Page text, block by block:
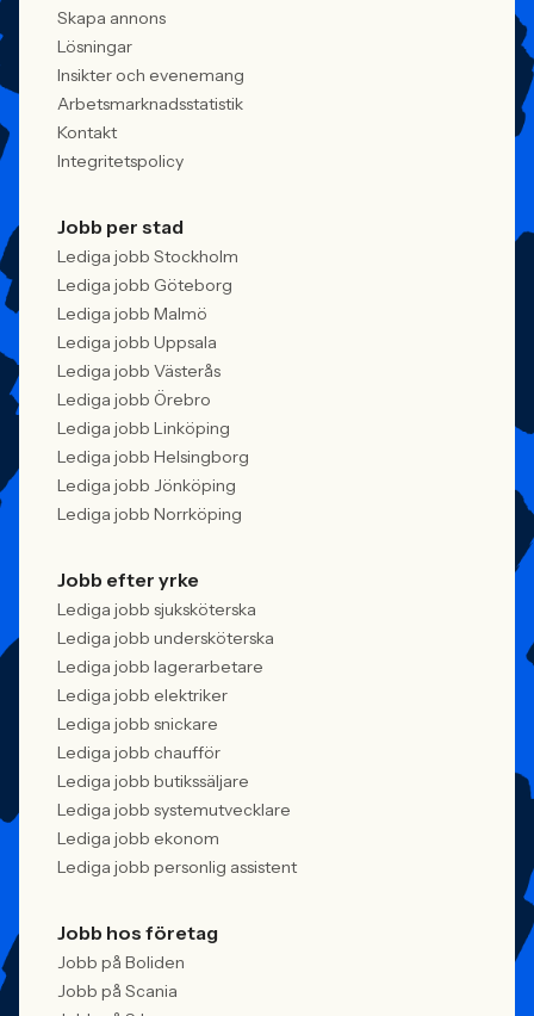
behöver kunna visa vad det betyder i
praktiken.
Skapa annons
Lösningar
Insikter och evenemang
Arbetsmarknadsstatistik
Kontakt
Integritetspolicy
Jobb per stad
Lediga jobb Stockholm
Lediga jobb Göteborg
Lediga jobb Malmö
Lediga jobb Uppsala
Lediga jobb Västerås
Lediga jobb Örebro
Lediga jobb Linköping
Lediga jobb Helsingborg
Lediga jobb Jönköping
Lediga jobb Norrköping
Jobb efter yrke
Lediga jobb sjuksköterska
Lediga jobb undersköterska
Lediga jobb lagerarbetare
Lediga jobb elektriker
Lediga jobb snickare
Lediga jobb chaufför
Lediga jobb butikssäljare
Lediga jobb systemutvecklare
Lediga jobb ekonom
Lediga jobb personlig assistent
Jobb hos företag
Jobb på Boliden
Jobb på Scania